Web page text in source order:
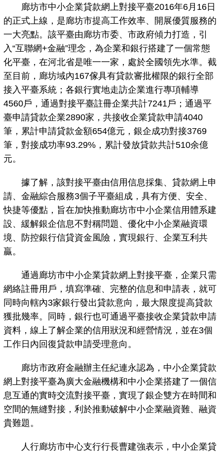
廊坊市中小企業貸款網上對接平臺2016年6月16日
的正式上線，是廊坊市提高工作效率、開展優質服務的
一大亮點。該平臺由廊坊市委、市政府傾力打造，引
入“互聯網+金融”理念，為企業和銀行搭建了一個常態
化平臺，在河北省是唯一一家，處於全國領先水準。截
至目前，廊坊域內167傢具有貸款審批權限的銀行全部
接入平臺系統；各銀行實地走訪企業進行專項輔導
4560戶，通過對接平臺註冊企業共計7241戶；通過平
臺申請貸款企業2890家，共接收企業貸款申請4040
筆，累計申請貸款金額654億元，銀企成功對接3769
筆，對接成功率93.29%，累計發放貸款共計510余億
元。
據了解，該對接平臺由信用信息採集、貸款網上申
請、金融綜合服務3個子平臺組成，具有方便、安全、
快捷等優點，旨在加快推動廊坊市中小企業信用體系建
設、緩解銀企信息不對稱問題、優化中小企業融資環
境、防控銀行信貸資金風險，實現銀行、企業互利共
贏。
通過廊坊市中小企業貸款網上對接平臺，企業只需
網絡註冊用戶，填寫準確、完整的信息和申請表，就可
同時向轄內3家銀行發出貸款意向，最大限度提高貸款
獲批幾率。同時，銀行也可通過平臺接收企業貸款申請
資料，線上了解企業的信用狀況和經營情況，並在3個
工作日內回復貸款申請受理意向。
廊坊市政府金融辦主任紀連永認為，中小企業貸款
網上對接平臺為廣大金融機構和中小企業搭建了一個信
息互通的實時交流對接平臺，實現了銀企雙方在時間和
空間的無縫對接，利於推動破解中小企業融資難、融資
貴難題。
人行廊坊市中心支行行長曹建強表示，中小企業貸